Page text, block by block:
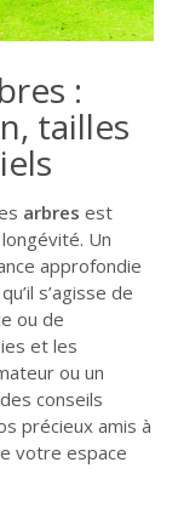
:
tailles
arbres est
Un
approfondie
s’agisse de
ou de
et les
ou un
conseils
précieux amis à
votre espace